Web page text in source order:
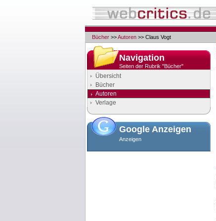
Bücher >>Autoren >> Claus Vogt
Navigation
Seiten der Rubrik "Bücher"
Übersicht
Bücher
Autoren
Verlage
Google Anzeigen
Anzeigen